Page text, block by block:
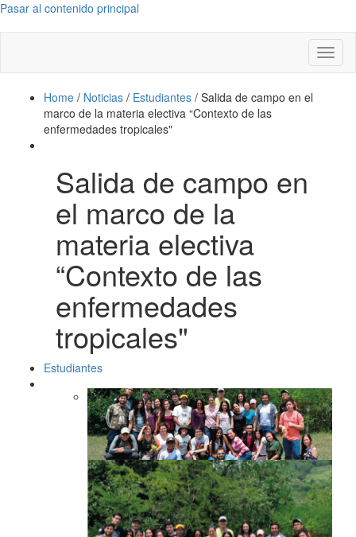
Pasar al contenido principal
Home / Noticias / Estudiantes / Salida de campo en el
marco de la materia electiva “Contexto de las
enfermedades tropicales"
Salida de campo en
el marco de la
materia electiva
“Contexto de las
enfermedades
tropicales"
Estudiantes